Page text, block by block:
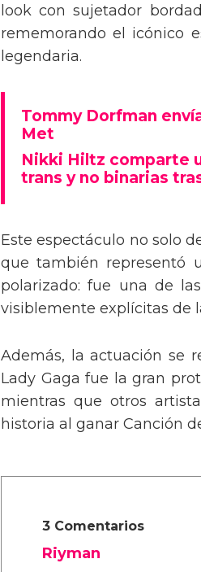
look con sujetador
rememorando el icónico
legendaria.
Tommy Dorfman
Met
Nikki Hiltz comparte
trans y no binarias
Este espectáculo no solo
que también representó
polarizado: fue una de
visiblemente explícitas de
Además, la actuación se
Lady Gaga fue la gran
mientras que otros
historia al ganar Canción
3 Comentarios
Riyman